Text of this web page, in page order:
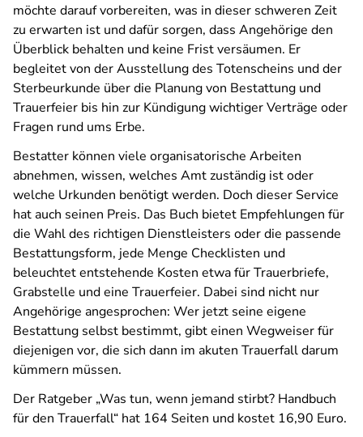
möchte darauf vorbereiten, was in dieser schweren Zeit
zu erwarten ist und dafür sorgen, dass Angehörige den
Überblick behalten und keine Frist versäumen. Er
begleitet von der Ausstellung des Totenscheins und der
Sterbeurkunde über die Planung von Bestattung und
Trauerfeier bis hin zur Kündigung wichtiger Verträge oder
Fragen rund ums Erbe.
Bestatter können viele organisatorische Arbeiten
abnehmen, wissen, welches Amt zuständig ist oder
welche Urkunden benötigt werden. Doch dieser Service
hat auch seinen Preis. Das Buch bietet Empfehlungen für
die Wahl des richtigen Dienstleisters oder die passende
Bestattungsform, jede Menge Checklisten und
beleuchtet entstehende Kosten etwa für Trauerbriefe,
Grabstelle und eine Trauerfeier. Dabei sind nicht nur
Angehörige angesprochen: Wer jetzt seine eigene
Bestattung selbst bestimmt, gibt einen Wegweiser für
diejenigen vor, die sich dann im akuten Trauerfall darum
kümmern müssen.
Der Ratgeber „Was tun, wenn jemand stirbt? Handbuch
für den Trauerfall“ hat 164 Seiten und kostet 16,90 Euro.